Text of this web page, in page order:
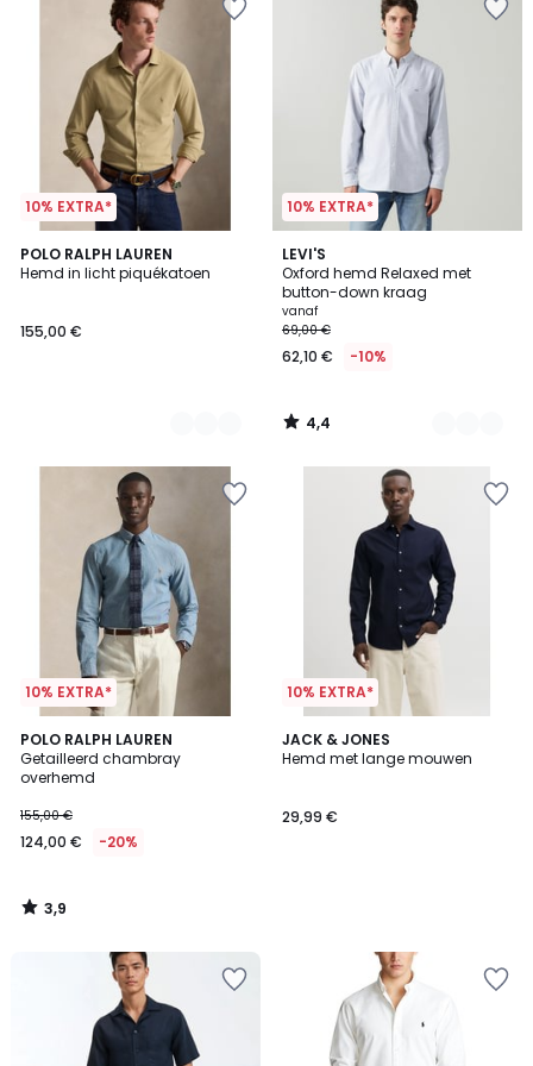
10% EXTRA*
POLO RALPH LAUREN
Hemd in licht piquékatoen
155,00 €
2
Kleuren
10% EXTRA*
LEVI'S
Oxford hemd Relaxed met
button-down kraag
vanaf
69,00 €
62,10 € -10%
4,4
/ 5
3
Kleuren
4,4
/
10% EXTRA*
POLO RALPH LAUREN
Getailleerd chambray
overhemd
155,00 €
124,00 € -20%
3,9
/ 5
3,9
/
10% EXTRA*
JACK & JONES
Hemd met lange mouwen
29,99 €